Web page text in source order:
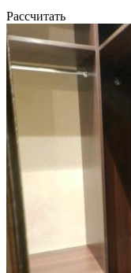
Рассчитать